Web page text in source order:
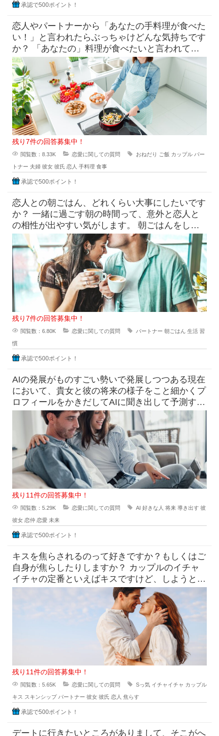
承認で500ポイント！
恋人やパートナーから「あなたの手料理が食べた
い！」と言われたらぶっちゃけどんな気持ちです
か？ 「あなたの」料理が食べたいと言われて素
直に嬉しいという気持ち
残り7件の回答募集中！
閲覧数：8.33K 恋愛に関しての質問 おねだり ご飯 カップル パー
トナー 夫婦 彼女 彼氏 恋人 手料理 食事
承認で500ポイント！
恋人との朝ごはん、どれくらい大事にしたいです
か？ 一緒に過ごす朝の時間って、意外と恋人と
の相性が出やすい気がします。 朝ごはんをしっ
かり食べたい派と、ギリギ
残り7件の回答募集中！
閲覧数：6.80K 恋愛に関しての質問 パートナー 朝ごはん 生活 習
慣
承認で500ポイント！
AIの発展がものすごい勢いで発展しつつある現在
において、貴女と彼の将来の様子をこと細かくプ
ロフィールをかきだしてAIに聞き出して予測すら
できる時代になっています
残り11件の回答募集中！
閲覧数：5.29K 恋愛に関しての質問 AI 好きな人 将来 導き出す 彼
彼女 恋仲 恋愛 未来
承認で500ポイント！
キスを焦らされるのって好きですか？もしくはご
自身が焦らしたりしますか？ カップルのイチャ
イチャの定番といえばキスですけど、しようとし
てるのにだめって言われ
残り11件の回答募集中！
閲覧数：5.65K 恋愛に関しての質問 Sっ気 イチャイチャ カップル
キス スキンシップ パートナー 彼女 彼氏 恋人 焦らす
承認で500ポイント！
デートに行きたいところがありまして、そこがへ